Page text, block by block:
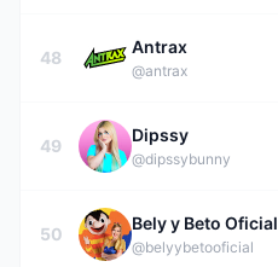
48
Antrax
@antrax
49
Dipssy
@dipssybunny
50
Bely y Beto Oficial
@belyybetooficial